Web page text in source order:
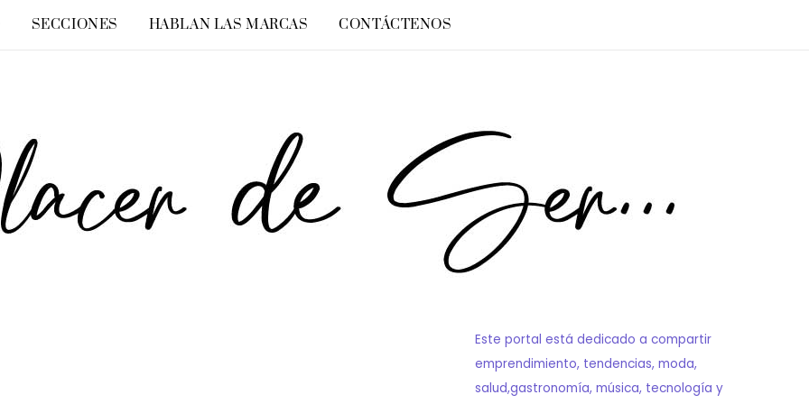
SECCIONES HABLAN LAS MARCAS CONTÁCTENOS
Este portal está dedicado a compartir
emprendimiento, tendencias, moda,
salud,gastronomía, música, tecnología y